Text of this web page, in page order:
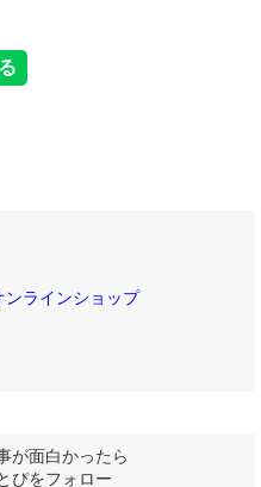
ンラインショップ
が面白かったら
ぴをフォロー